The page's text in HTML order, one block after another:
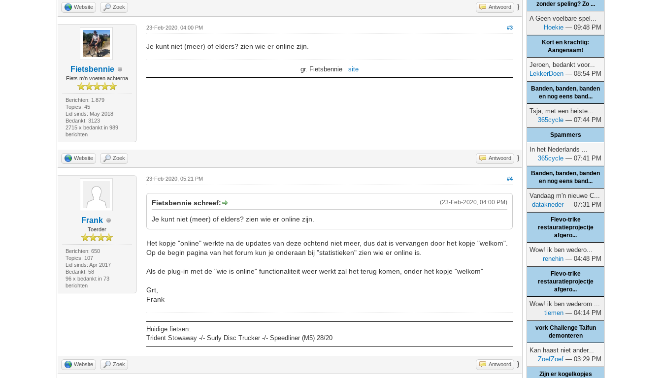
Website Zoek Antwoord }
Fietsbennie
Fiets m'n voeten achterna
Berichten: 1.879
Topics: 45
Lid sinds: May 2018
Bedankt: 3123
2715 x bedankt in 989
berichten
#3
23-Feb-2020, 04:00 PM
Je kunt niet (meer) of elders? zien wie er online zijn.
gr. Fietsbenniesite
Website Zoek Antwoord }
Frank
Toerder
Berichten: 650
Topics: 107
Lid sinds: Apr 2017
Bedankt: 58
96 x bedankt in 73
berichten
#4
23-Feb-2020, 05:21 PM
(23-Feb-2020, 04:00 PM)
Fietsbennie schreef:
Je kunt niet (meer) of elders? zien wie er online zijn.
Het kopje "online" werkte na de updates van deze ochtend niet meer, dus dat is vervangen door het kopje "welkom".
Op de begin pagina van het forum kun je onderaan bij "statistieken" zien wie er online is.
Als de plug-in met de "wie is online" functionaliteit weer werkt zal het terug komen, onder het kopje "welkom"
Grt,
Frank
Huidige fietsen:
Trident Stowaway -/- Surly Disc Trucker -/- Speedliner (M5) 28/20
Website Zoek Antwoord }
zonder speling? Zo ...
A Geen voelbare spel...
Hoekie — 09:48 PM
Kort en krachtig:
Aangenaam!
Jeroen, bedankt voor...
LekkerDoen — 08:54 PM
Banden, banden, banden
en nog eens band...
Tsja, met een heiste...
365cycle — 07:44 PM
Spammers
In het Nederlands ...
365cycle — 07:41 PM
Banden, banden, banden
en nog eens band...
Vandaag m'n nieuwe C...
datakneder— 07:31 PM
Flevo-trike
restauratieprojectje
afgero...
Wow! ik ben wedero...
renehin — 04:48 PM
Flevo-trike
restauratieprojectje
afgero...
Wow! ik ben wederom ...
tiemen — 04:14 PM
vork Challenge Taifun
demonteren
Kan haast niet ander...
ZoefZoef — 03:29 PM
Zijn er kogelkopjes